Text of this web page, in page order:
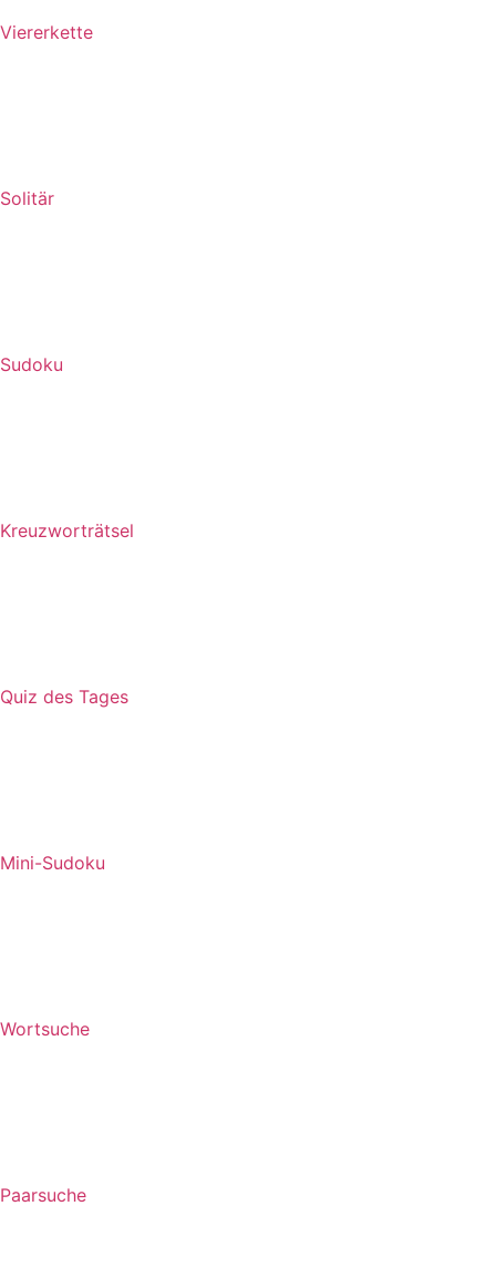
Viererkette
Solitär
Sudoku
Kreuzworträtsel
Quiz des Tages
Mini-Sudoku
Wortsuche
Paarsuche